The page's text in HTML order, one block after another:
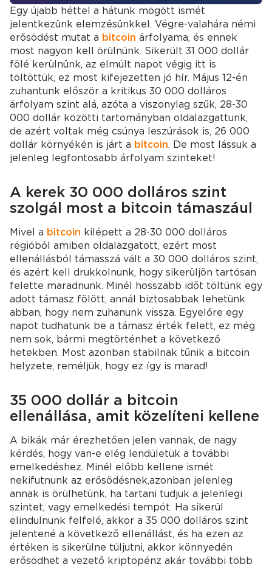
Egy újabb héttel a hátunk mögött ismét
jelentkezünk elemzésünkkel. Végre-valahára némi
erősödést mutat a bitcoin árfolyama, és ennek
most nagyon kell örülnünk. Sikerült 31 000 dollár
fölé kerülnünk, az elmúlt napot végig itt is
töltöttük, ez most kifejezetten jó hír. Május 12-én
zuhantunk először a kritikus 30 000 dolláros
árfolyam szint alá, azóta a viszonylag szűk, 28-30
000 dollár közötti tartományban oldalazgattunk,
de azért voltak még csúnya leszúrások is, 26 000
dollár környékén is járt a bitcoin. De most lássuk a
jelenleg legfontosabb árfolyam szinteket!
A kerek 30 000 dolláros szint
szolgál most a bitcoin támaszául
Mivel a bitcoin kilépett a 28-30 000 dolláros
régióból amiben oldalazgatott, ezért most
ellenállásból támasszá vált a 30 000 dolláros szint,
és azért kell drukkolnunk, hogy sikerüljön tartósan
felette maradnunk. Minél hosszabb időt töltünk egy
adott támasz fölött, annál biztosabbak lehetünk
abban, hogy nem zuhanunk vissza. Egyelőre egy
napot tudhatunk be a támasz érték felett, ez még
nem sok, bármi megtörténhet a következő
hetekben. Most azonban stabilnak tűnik a bitcoin
helyzete, reméljük, hogy ez így is marad!
35 000 dollár a bitcoin
ellenállása, amit közelíteni kellene
A bikák már érezhetően jelen vannak, de nagy
kérdés, hogy van-e elég lendületük a további
emelkedéshez. Minél előbb kellene ismét
nekifutnunk az erősödésnek,azonban jelenleg
annak is örülhetünk, ha tartani tudjuk a jelenlegi
szintet, vagy emelkedési tempót. Ha sikerül
elindulnunk felfelé, akkor a 35 000 dolláros szint
jelentené a következő ellenállást, és ha ezen az
értéken is sikerülne túljutni, akkor könnyedén
erősödhet a vezető kriptopénz akár további több